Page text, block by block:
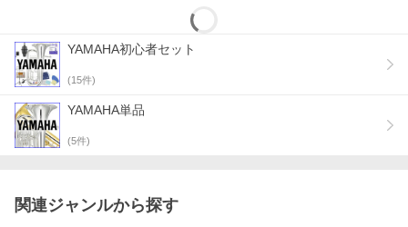
2
YAMAHA初心者セット
(15件)
YAMAHA単品
(5件)
関連ジャンルから探す